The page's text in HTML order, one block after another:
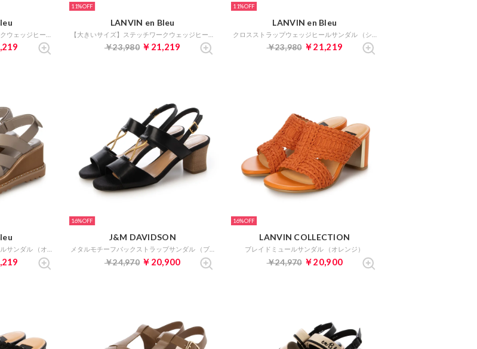
11%
LANVIN en Bleu
￥23,980 ￥21,219
11%
LANVIN en Bleu
￥23,980 ￥21,219
16%
J&M DAVIDSON
￥24,970 ￥20,900
16%
LANVIN COLLECTION
ブレイドミュールサンダル （オレンジ）
￥24,970 ￥20,900